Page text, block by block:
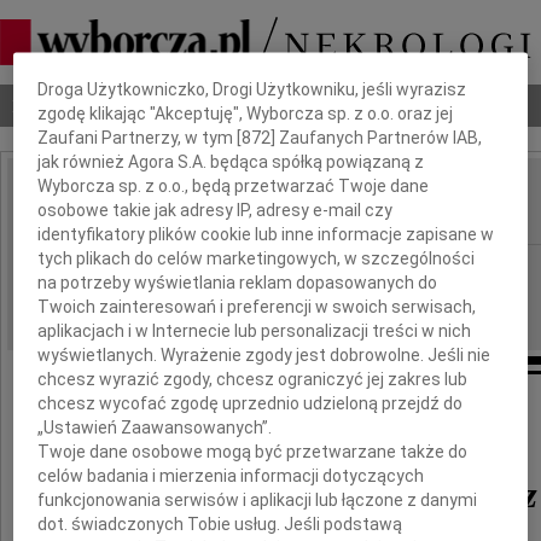
Nekrologi Odeszli Poradnik pogrzebowy
IMIĘ I NAZWISKO: Marek Sawaszkiewicz
REGION: Gdańsk
DATA EMISJI: 23.03.2021
20 marca 2021 roku, w wieku 86 lat, zmarł
Marek Sawaszkiewicz
Dbamy o Twoją prywatność
Droga Użytkowniczko, Drogi Użytkowniku, jeśli wyrazisz
zgodę klikając "Akceptuję", Wyborcza sp. z o.o. oraz jej
Zaufani Partnerzy, w tym [872 ] Zaufanych Partnerów IAB,
jak również Agora S.A. będąca spółką powiązaną z
Wyborcza sp. z o.o., będą przetwarzać Twoje dane
osobowe takie jak adresy IP, adresy e-mail czy
identyfikatory plików cookie lub inne informacje zapisane w
tych plikach do celów marketingowych, w szczególności
na potrzeby wyświetlania reklam dopasowanych do
Twoich zainteresowań i preferencji w swoich serwisach,
aplikacjach i w Internecie lub personalizacji treści w nich
wyświetlanych. Wyrażenie zgody jest dobrowolne. Jeśli nie
chcesz wyrazić zgody, chcesz ograniczyć jej zakres lub
chcesz wycofać zgodę uprzednio udzieloną przejdź do
„Ustawień Zaawansowanych”.
Twoje dane osobowe mogą być przetwarzane także do
celów badania i mierzenia informacji dotyczących
funkcjonowania serwisów i aplikacji lub łączone z danymi
dot. świadczonych Tobie usług. Jeśli podstawą